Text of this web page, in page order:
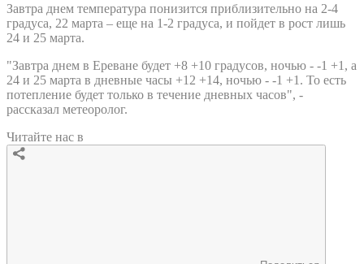
Завтра днем температура понизится приблизительно на 2-4
градуса, 22 марта – еще на 1-2 градуса, и пойдет в рост лишь
24 и 25 марта.
"Завтра днем в Ереване будет +8 +10 градусов, ночью - -1 +1, а
24 и 25 марта в дневные часы +12 +14, ночью - -1 +1. То есть
потепление будет только в течение дневных часов", -
рассказал метеоролог.
Читайте нас в